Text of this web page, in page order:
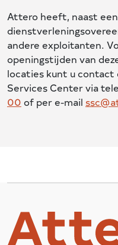
Attero heeft, naast
andere exploitanten.
openingstijden van
locaties kunt u contact
Services Center via
00 of per e-mail